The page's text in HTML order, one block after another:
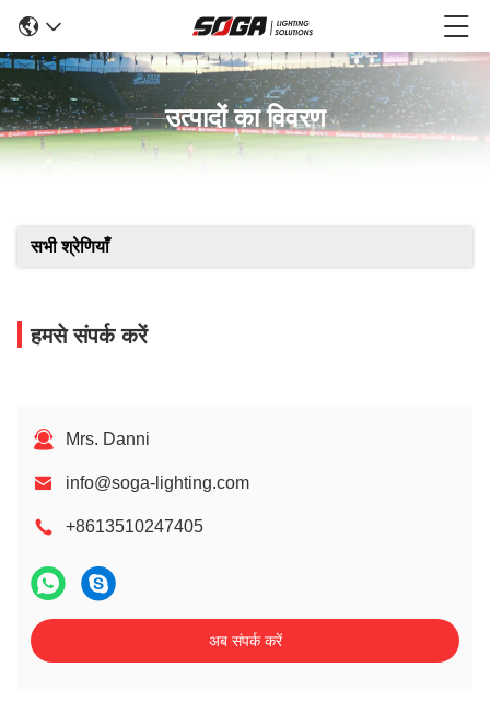
उत्पादों का विवरण
सभी श्रेणियाँ
हमसे संपर्क करें
Mrs. Danni
info@soga-lighting.com
+8613510247405
अब संपर्क करें